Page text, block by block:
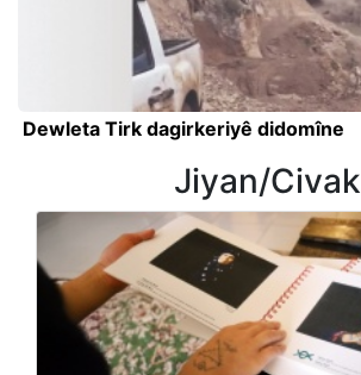
Dewleta Tirk dagirkeriyê didomîne
Jiyan/Civak